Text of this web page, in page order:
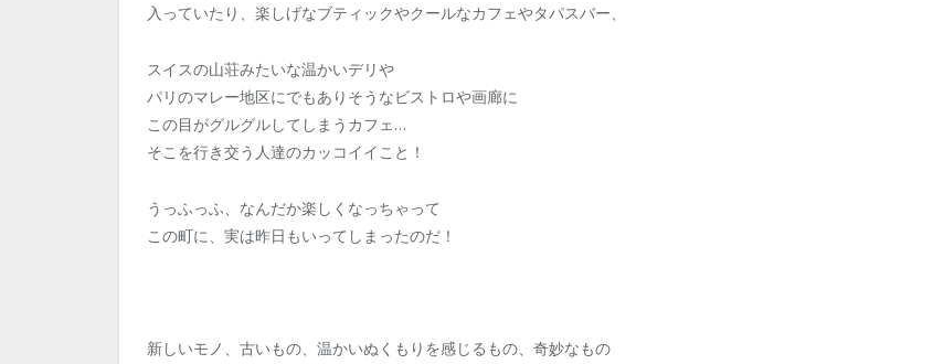
入っていたり、楽しげなブティックやクールなカフェやタパスバー、
スイスの山荘みたいな温かいデリや
パリのマレー地区にでもありそうなビストロや画廊に
この目がグルグルしてしまうカフェ…
そこを行き交う人達のカッコイイこと！
うっふっふ、なんだか楽しくなっちゃって
この町に、実は昨日もいってしまったのだ！
新しいモノ、古いもの、温かいぬくもりを感じるもの、奇妙なもの